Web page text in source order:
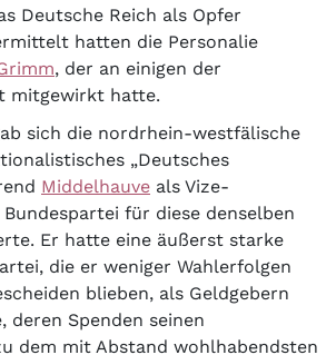
Deutsche Reich als Opfer
hatten die Personalie
, der an einigen der
mitgewirkt hatte.
sich die nordrhein-westfälische
„Deutsches
Middelhauve als Vize-
für diese denselben
Er hatte eine äußerst starke
die er weniger Wahlerfolgen
blieben, als Geldgebern
deren Spenden seinen
dem mit Abstand wohlhabendsten